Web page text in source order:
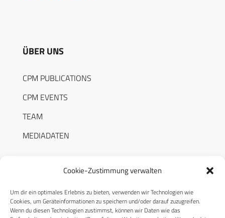
Cookie-Zustimmung verwalten
Um dir ein optimales Erlebnis zu bieten, verwenden wir Technologien wie
Cookies, um Geräteinformationen zu speichern und/oder darauf zuzugreifen.
Wenn du diesen Technologien zustimmst, können wir Daten wie das
ÜBER UNS
CPM PUBLICATIONS
CPM EVENTS
TEAM
MEDIADATEN
RECHTLICHES